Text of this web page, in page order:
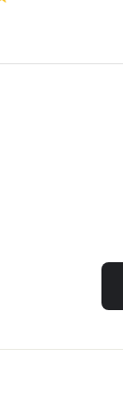
Bebedero de